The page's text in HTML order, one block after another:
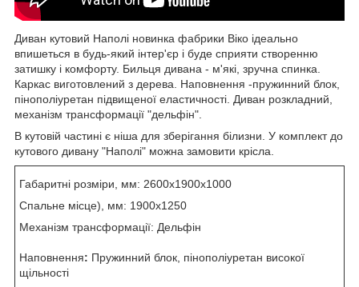
Диван кутовий Наполі новинка фабрики Віко ідеально
впишеться в будь-який інтер'єр і буде сприяти створенню
затишку і комфорту. Бильця дивана - м'які, зручна спинка.
Каркас виготовлений з дерева. Наповнення -пружинний блок,
пінополіуретан підвищеної еластичності. Диван розкладний,
механізм трансформації "дельфін".
В кутовій частині є ніша для зберігання білизни. У комплект до
кутового дивану "Наполі" можна замовити крісла.
Габаритні розміри, мм: 2600х1900х1000
Спальне місце), мм: 1900х1250
Механізм трансформації: Дельфін
Наповнення: Пружинний блок, пінополіуретан високої
щільності